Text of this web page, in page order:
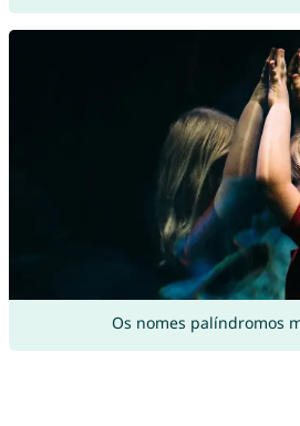
Os nomes palíndromos